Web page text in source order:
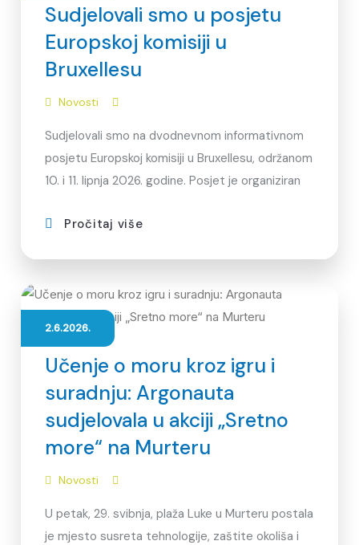
Sudjelovali smo u posjetu
Europskoj komisiji u
Bruxellesu
Novosti
Sudjelovali smo na dvodnevnom informativnom
posjetu Europskoj komisiji u Bruxellesu, održanom
10. i 11. lipnja 2026. godine. Posjet je organiziran
Pročitaj više
2.6.2026.
Učenje o moru kroz igru i
suradnju: Argonauta
sudjelovala u akciji „Sretno
more“ na Murteru
Novosti
U petak, 29. svibnja, plaža Luke u Murteru postala
je mjesto susreta tehnologije, zaštite okoliša i